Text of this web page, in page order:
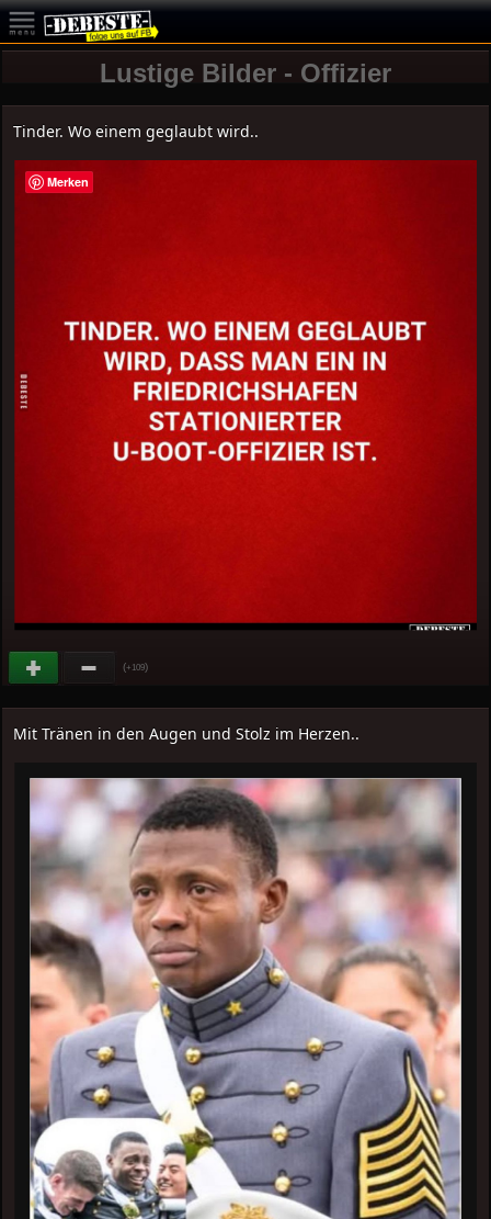
Lustige Bilder - Offizier
Tinder. Wo einem geglaubt wird..
(+109)
Mit Tränen in den Augen und Stolz im Herzen..
Merken